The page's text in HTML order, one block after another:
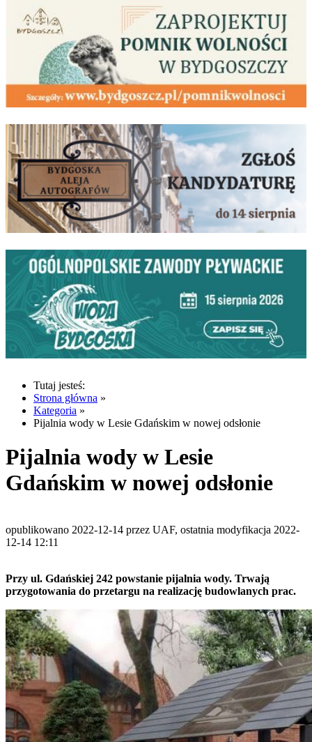
Tutaj jesteś:
Strona główna »
Kategoria »
Pijalnia wody w Lesie Gdańskim w nowej odsłonie
Pijalnia wody w Lesie
Gdańskim w nowej odsłonie
opublikowano 2022-12-14 przez UAF, ostatnia modyfikacja 2022-
12-14 12:11
Przy ul. Gdańskiej 242 powstanie pijalnia wody. Trwają
przygotowania do przetargu na realizację budowlanych prac.